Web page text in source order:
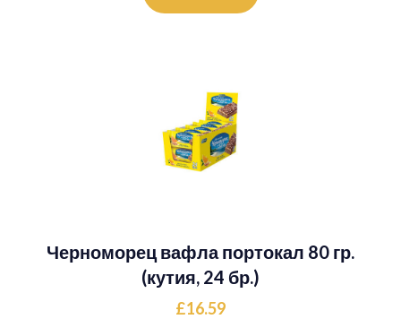
Черноморец вафла портокал 80 гр.
(кутия, 24 бр.)
£16.59